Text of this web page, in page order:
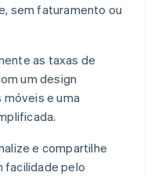
sem faturamento ou
as taxas de
um design
e uma
e compartilhe
facilidade pelo